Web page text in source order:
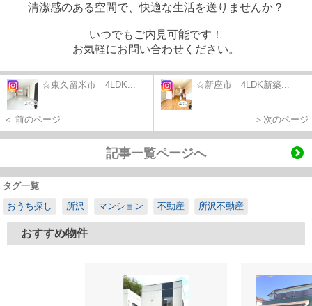
清潔感のある空間で、快適な生活を送りませんか？
いつでもご内見可能です！
お気軽にお問い合わせください。
☆東久留米市 4LDK...
＜ 前のページ
☆新座市 4LDK新築...
＞次のページ
記事一覧ページへ
タグ一覧
おうち探し
所沢 マンション 不動産 所沢不動産
おすすめ物件